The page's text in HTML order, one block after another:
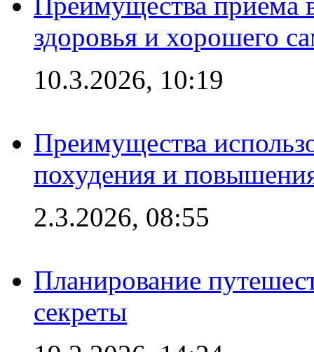
здоровья и хорошего
10.3.2026, 10:19
Преимущества
похудения и
2.3.2026, 08:55
Планирование
секреты